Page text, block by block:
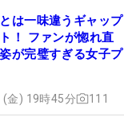
は一味違うギャップ
！ ファンが惚れ直
が完璧すぎる女子プ
金) 19時45分 111